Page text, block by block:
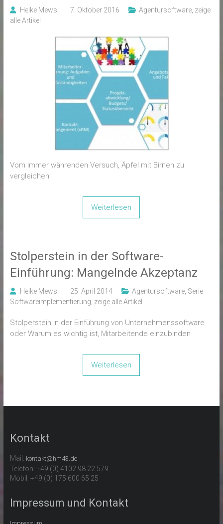
Heike Mews 7. Oktober 2016 Agentursoftware, zeige
alle Artikel
Vom immer währenden Versuch, Äpfel mit Birnen zu
vergleichen
Weiterlesen
Stolperstein in der Software-
Einführung: Mangelnde Akzeptanz
Heike Mews 25. April 2014 Agentursoftware, Serie
Softwareimplementierung zeige alle Artikel
Stolperstein in der Einführung von Unternehmenssoftware
oder Warum es wichtig ist, Mitarbeitende einzubinden
Weiterlesen
Kontakt
Mail: kontakt@hm43.de
Telefon: +49 (0) 4102 98 22 579
Mobil: +49 (0) 175 600 65 25
Impressum und Kontakt